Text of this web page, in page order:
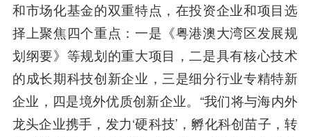
和市场化基金的双重特点，在投资企业和项目选
择上聚焦四个重点：一是《粤港澳大湾区发展规
划纲要》等规划的重大项目，二是具有核心技术
的成长期科技创新企业，三是细分行业专精特新
企业，四是境外优质创新企业。 “我们将与海内外
龙头企业携手，发力‘硬科技’，孵化科创苗子，转